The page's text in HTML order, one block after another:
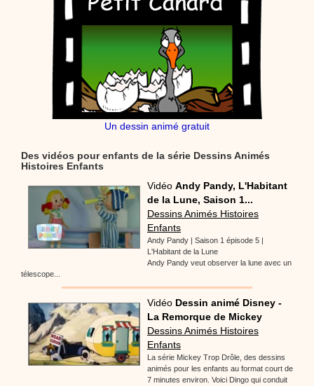
Un dessin animé gratuit
Des vidéos pour enfants de la série Dessins Animés
Histoires Enfants
Vidéo Andy Pandy, L'Habitant
de la Lune, Saison 1...
Dessins Animés Histoires
Enfants
Andy Pandy | Saison 1 épisode 5 |
L'Habitant de la Lune
Andy Pandy veut observer la lune avec un
télescope...
Vidéo Dessin animé Disney -
La Remorque de Mickey
Dessins Animés Histoires
Enfants
La série Mickey Trop Drôle, des dessins
animés pour les enfants au format court de
7 minutes environ. Voici Dingo qui conduit